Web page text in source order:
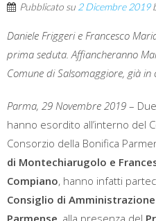
Pubblicato su 2 Dicembre 2019
Daniele Friggeri e Francesco
prima seduta. Affiancheranno
Comune di Salsomaggiore, già in
Parma, 29 Novembre 2019 –
hanno esordito all’interno del
Consorzio della Bonifica
di Montechiarugolo e
Compiano, hanno infatti
Consiglio di